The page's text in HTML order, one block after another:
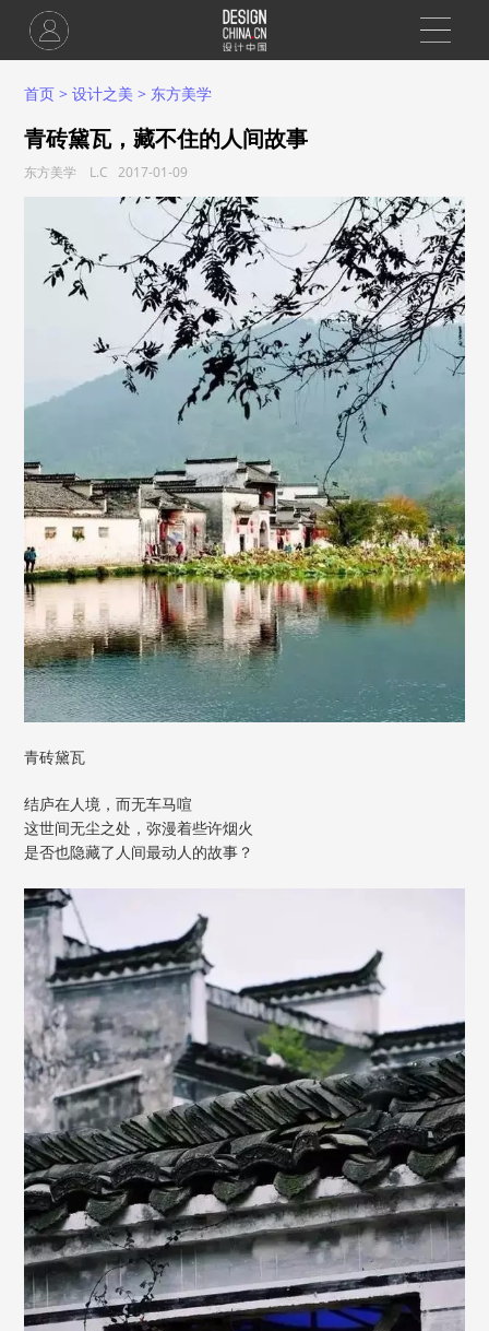
首页 >设计之美 > 东方美学
青砖黛瓦，藏不住的人间故事
东方美学 L.C 2017-01-09
青砖黛瓦
结庐在人境，而无车马喧
这世间无尘之处，弥漫着些许烟火
是否也隐藏了人间最动人的故事？